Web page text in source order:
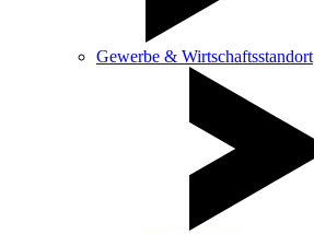
Gewerbe & Wirtschaftsstandort